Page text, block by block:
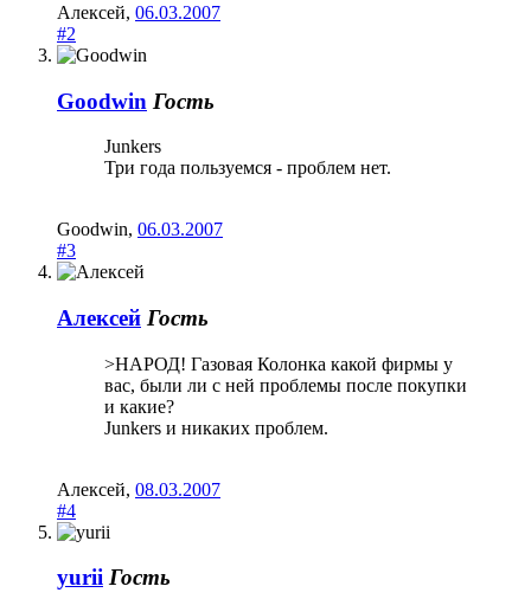
Алексей, 06.03.2007
#2
Goodwin Гость
Junkers
Три года пользуемся - проблем нет.
Goodwin, 06.03.2007
#3
Aлексей Гость
>НАРОД! Газовая Колонка какой фирмы у
вас, были ли с ней проблемы после покупки
и какие?
Junkers и никаких проблем.
Aлексей, 08.03.2007
#4
yurii Гость